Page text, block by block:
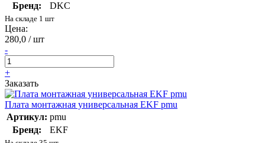
Бренд:
DKC
На складе 1 шт
Цена:
280,0 / шт
-
+
Заказать
Плата монтажная универсальная EKF pmu
Артикул: pmu
Бренд:
EKF